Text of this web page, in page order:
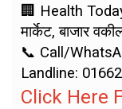
🏢 Health
मार्केट, बाजार
📞 Call/
Landline:
Click Here